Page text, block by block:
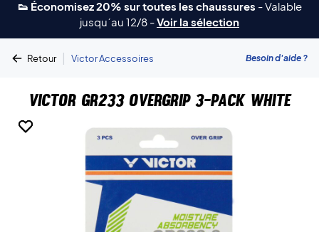
👟 Économisez 20% sur toutes les chaussures -Valable
jusqu´au 12/8 -Voir la sélection
Retour | Victor Accessoires Besoin d'aide ?
Victor GR233 Overgrip 3-Pack White